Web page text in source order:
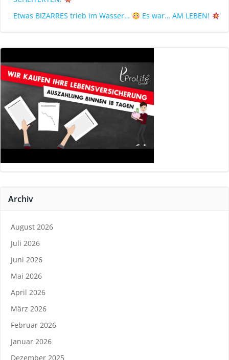
Etwas BIZARRES trieb im Wasser…
Es war… AM LEBEN!
Archiv
August 2026
Juli 2026
Juni 2026
Mai 2026
April 2026
März 2026
Februar 2026
Januar 2026
Dezember 2025